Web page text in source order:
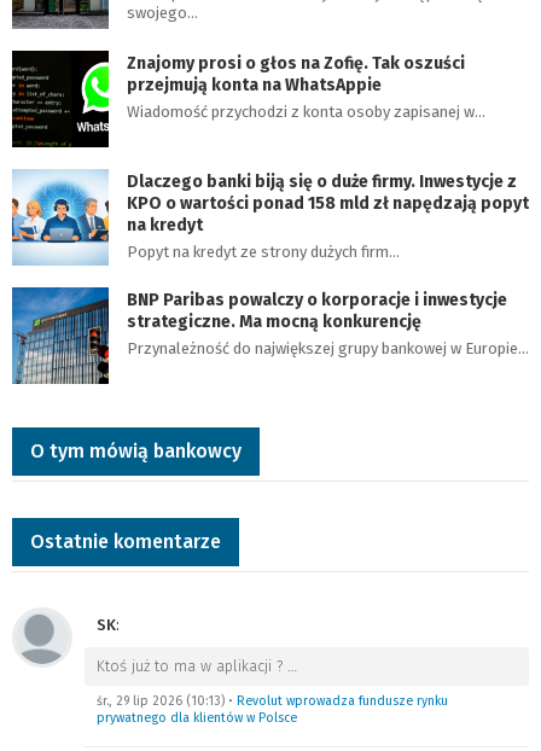
swojego…
Znajomy prosi o głos na Zofię. Tak oszuści
przejmują konta na WhatsAppie
Wiadomość przychodzi z konta osoby zapisanej w…
Dlaczego banki biją się o duże firmy. Inwestycje z
KPO o wartości ponad 158 mld zł napędzają popyt
na kredyt
Popyt na kredyt ze strony dużych firm…
BNP Paribas powalczy o korporacje i inwestycje
strategiczne. Ma mocną konkurencję
Przynależność do największej grupy bankowej w Europie…
O tym mówią bankowcy
Ostatnie komentarze
SK:
Ktoś już to ma w aplikacji ? …
śr., 29 lip 2026 (10:13) • Revolut wprowadza fundusze rynku
prywatnego dla klientów w Polsce